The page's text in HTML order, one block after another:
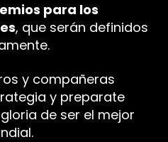
para los
, que serán definidos
y compañeras
y preparate
de ser el mejor